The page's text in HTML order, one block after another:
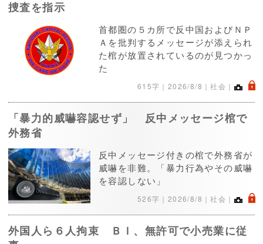
捜査を指示
首都圏の５カ所で反中国およびＮＰ
Ａを批判するメッセージが添えられ
た棺が放置されているのが見つかっ
た
615字｜ 2026/8/8 ｜社会｜ .
「暴力的威嚇容認せず」 反中メッセージ棺で
外務省
反中メッセージ付きの棺で外務省が
威嚇を非難。「暴力行為やその威嚇
を容認しない」
526字｜ 2026/8/8 ｜社会｜ .
外国人ら６人拘束 ＢＩ、無許可で小売業に従